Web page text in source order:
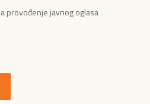
provođenje javnog oglasa